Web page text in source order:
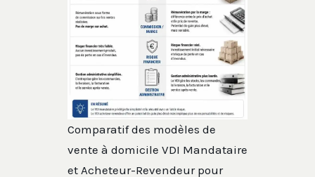
Comparatif des modèles de
vente à domicile VDI Mandataire
et Acheteur-Revendeur pour